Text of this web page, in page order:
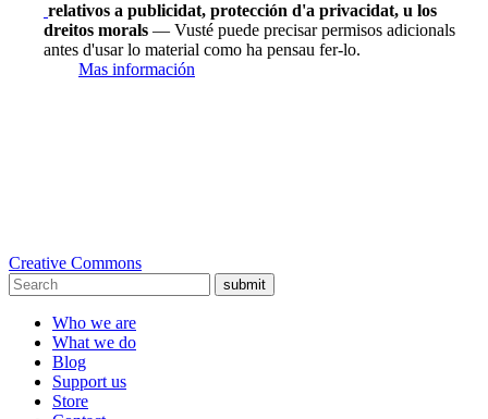
relativos a publicidat, protección d'a privacidat, u los
dreitos morals — Vusté puede precisar permisos adicionals
antes d'usar lo material como ha pensau fer-lo.
Mas información
Creative Commons
submit
Who we are
What we do
Blog
Support us
Store